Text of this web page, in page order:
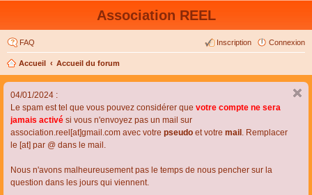
Association REEL
FAQ Connexion
Inscription
Accueil Accueil du forum
04/01/2024 :
Le spam est tel que vous pouvez considérer que votre compte ne sera
jamais activé si vous n'envoyez pas un mail sur
association.reel[at]gmail.com avec votre pseudo et votre mail . Remplacer
le [at] par @ dans le mail.
Nous n'avons malheureusement pas le temps de nous pencher sur la
question dans les jours qui viennent.